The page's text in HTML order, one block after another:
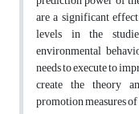
are a significant
levels in the
environmental
needs to execute to
create the theory
promotion measures